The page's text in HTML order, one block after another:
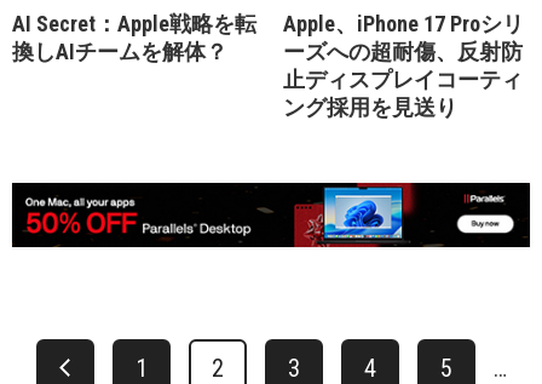
AI Secret：Apple戦略を転
換しAIチームを解体？
Apple、iPhone 17 Proシリ
ーズへの超耐傷、反射防
止ディスプレイコーティ
ング採用を見送り
1 2 3 4 5 …